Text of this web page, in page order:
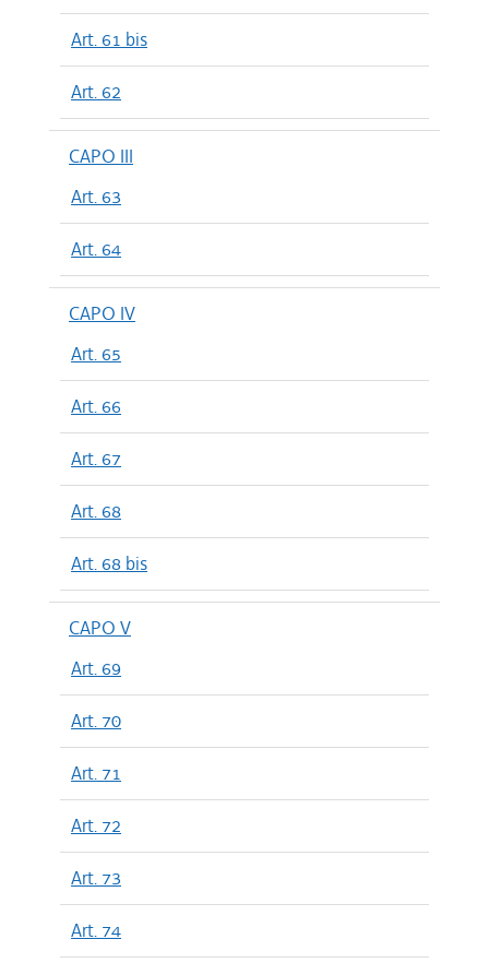
Art. 61 bis
Art. 62
CAPO III
Art. 63
Art. 64
CAPO IV
Art. 65
Art. 66
Art. 67
Art. 68
Art. 68 bis
CAPO V
Art. 69
Art. 70
Art. 71
Art. 72
Art. 73
Art. 74